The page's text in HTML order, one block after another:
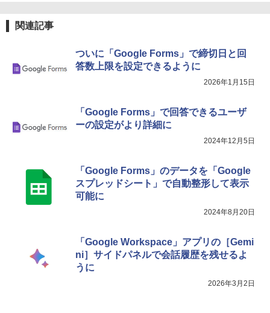
関連記事
ついに「Google Forms」で締切日と回
答数上限を設定できるように
2026年1月15日
「Google Forms」で回答できるユーザ
ーの設定がより詳細に
2024年12月5日
「Google Forms」のデータを「Google
スプレッドシート」で自動整形して表示
可能に
2024年8月20日
「Google Workspace」アプリの［Gemi
ni］サイドパネルで会話履歴を残せるよ
うに
2026年3月2日